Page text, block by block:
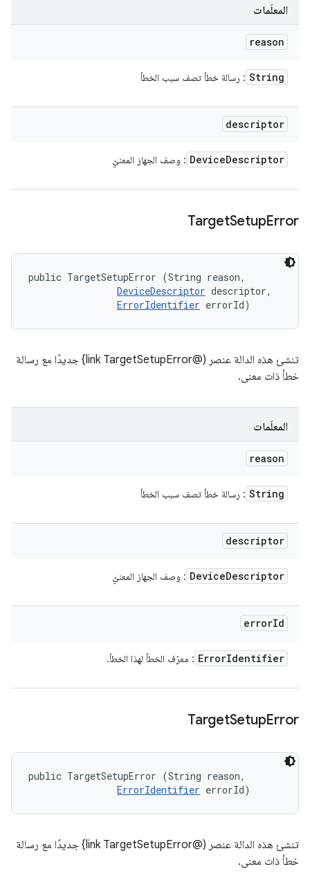
المعلَمات
reason
String : رسالة خطأ تصف سبب الخطأ
descriptor
DeviceDescriptor : وصف الجهاز المعنيّ
TargetSetupError
public TargetSetupError (String reason,
DeviceDescriptor descriptor,
ErrorIdentifier errorId)
تنشئ هذه الدالة عنصر (@link TargetSetupError} جديدًا مع رسالة
خطأ ذات معنى.
المعلَمات
reason
String : رسالة خطأ تصف سبب الخطأ
descriptor
DeviceDescriptor : وصف الجهاز المعنيّ
errorId
ErrorIdentifier : معرّف الخطأ لهذا الخطأ.
TargetSetupError
public TargetSetupError (String reason,
ErrorIdentifier errorId)
تنشئ هذه الدالة عنصر (@link TargetSetupError} جديدًا مع رسالة
خطأ ذات معنى.